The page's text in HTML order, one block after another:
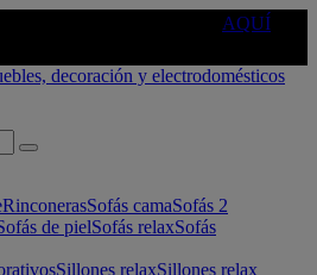
AQUÍ
RinconerasSofás camaSofás 2
de pielSofás relaxSofás
Sillones relaxSillones relax